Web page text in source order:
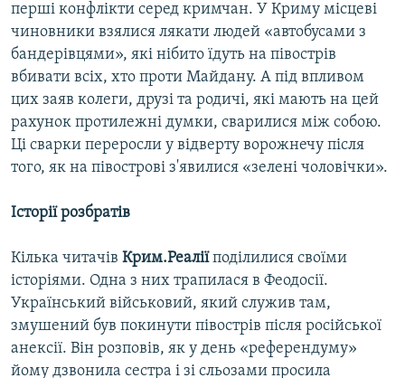
перші конфлікти серед кримчан. У Криму місцеві
чиновники взялися лякати людей «автобусами з
бандерівцями», які нібито їдуть на півострів
вбивати всіх, хто проти Майдану. А під впливом
цих заяв колеги, друзі та родичі, які мають на цей
рахунок протилежні думки, сварилися між собою.
Ці сварки переросли у відверту ворожнечу після
того, як на півострові з'явилися «зелені чоловічки».
Історії розбратів
Кілька читачів Крим.Реаліїподілилися своїми
історіями. Одна з них трапилася в Феодосії.
Український військовий, який служив там,
змушений був покинути півострів після російської
анексії. Він розповів, як у день «референдуму»
йому дзвонила сестра і зі сльозами просила